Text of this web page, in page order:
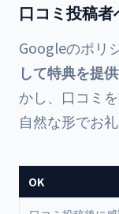
口コミ投稿
Googleのポリ
して特典を提
かし、口コミ
自然な形でお
OK